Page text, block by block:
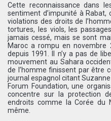
Cette reconnaissance dans
sentiment d’impunité à Rabat,
violations des droits de
tortures, les viols, les
jamais cessé, mais se sont
Maroc a rompu en
depuis 1991. Il n’y a pas de
mouvement au Sahara
de l’homme finissent par être
journal espagnol citant
Forum Foundation, une
concentre sur la protection
endroits comme la Corée du
même.